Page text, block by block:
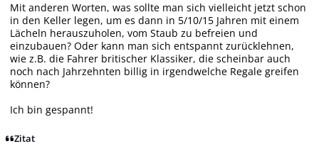
Mit anderen Worten, was sollte man sich vielleicht jetzt schon
in den Keller legen, um es dann in 5/10/15 Jahren mit einem
Lächeln herauszuholen, vom Staub zu befreien und
einzubauen? Oder kann man sich entspannt zurücklehnen,
wie z.B. die Fahrer britischer Klassiker, die scheinbar auch
noch nach Jahrzehnten billig in irgendwelche Regale greifen
können?
Ich bin gespannt!
Zitat